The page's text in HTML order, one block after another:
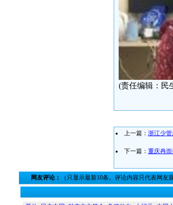
(责任编辑：民
上一篇： 浙江少
下一篇： 重庆冉
网友评论： （只显示最新10条。评论内容只代表网友